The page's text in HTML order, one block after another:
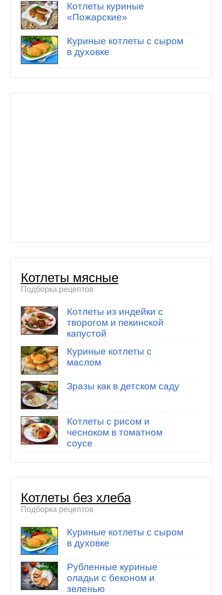
Котлеты куриные
«Пожарские»
Куриные котлеты с сыром
в духовке
Котлеты мясные
Подборка рецептов
Котлеты из индейки с
творогом и пекинской
капустой
Куриные котлеты с
маслом
Зразы как в детском саду
Котлеты с рисом и
чесноком в томатном
соусе
Котлеты без хлеба
Подборка рецептов
Куриные котлеты с сыром
в духовке
Рубленные куриные
оладьи с беконом и
зеленью